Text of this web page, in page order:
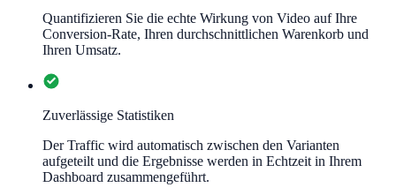
Quantifizieren Sie die echte Wirkung von Video auf Ihre
Conversion-Rate, Ihren durchschnittlichen Warenkorb und
Ihren Umsatz.
Zuverlässige Statistiken
Der Traffic wird automatisch zwischen den Varianten
aufgeteilt und die Ergebnisse werden in Echtzeit in Ihrem
Dashboard zusammengeführt.